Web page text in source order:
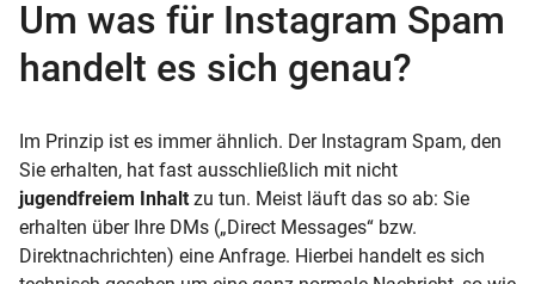
Um was für Instagram Spam
handelt es sich genau?
Im Prinzip ist es immer ähnlich. Der Instagram Spam, den
Sie erhalten, hat fast ausschließlich mit nicht
jugendfreiem Inhalt zu tun. Meist läuft das so ab: Sie
erhalten über Ihre DMs („Direct Messages“ bzw.
Direktnachrichten) eine Anfrage. Hierbei handelt es sich